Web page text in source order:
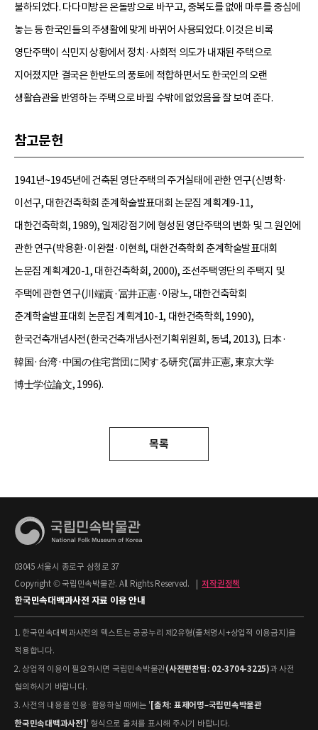
불하되었다. 다다미방은 온돌방으로 바꾸고, 중복도를 없애 마루를 중심에
놓는 등 한국인들의 주생활에 맞게 바뀌어 사용되었다. 이것은 비록
영단주택이 식민지 상황에서 정치·사회적 의도가 내재된 주택으로
지어졌지만 결국은 한반도의 풍토에 적합하면서도 한국인의 오랜
생활습관을 반영하는 주택으로 바뀔 수밖에 없었음을 잘 보여 준다.
참고문헌
1941년~1945년에 건축된 영단주택의 주거실태에 관한 연구(신병학·
이선구, 대한건축학회 춘계학술발표대회 논문집 계획계9-11,
대한건축학회, 1989), 일제강점기에 형성된 영단주택의 변화 및 그 원인에
관한 연구(박용환·이완철·이현희, 대한건축학회 춘계학술발표대회
논문집 계획계20-1, 대한건축학회, 2000), 조선주택영단의 주택지 및
주택에 관한 연구(川端貢·冨井正憲·이광노, 대한건축학회
춘계학술발표대회 논문집 계획계10-1, 대한건축학회, 1990),
한국건축개념사전(한국건축개념사전기획위원회, 동녘, 2013), 日本·
韓国·台湾·中国の住宅営団に関する研究(冨井正憲, 東京大学
博士学位論文, 1996).
목록
03045 서울시 종로구 삼청로 37
Copyright © 국립민속박물관. All Rights Reserved.
저작권정책
한국민속대백과사전 자료 이용 안내
1. 한국민속대백과사전의 텍스트는 공공누리 제2유형(출처명시+상업적 이용금지)을
적용합니다.
2. 상업적 이용이 필요하시면 국립민속박물관(사전편찬팀: 02-3704-3225)과 사전
협의하시기 바랍니다.
3. 사전의 내용을 인용·활용하실 때에는 ' [출처: 표제어명–국립민속박물관
한국민속대백과사전] ' 형식으로 출처를 표시해 주시기 바랍니다.